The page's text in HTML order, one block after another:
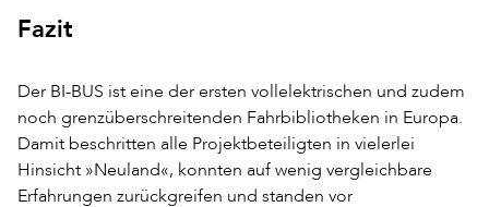
Fazit
Der BI-BUS ist eine der ersten vollelektrischen und zudem
noch grenzüberschreitenden Fahrbibliotheken in Europa.
Damit beschritten alle Projektbeteiligten in vielerlei
Hinsicht »Neuland«, konnten auf wenig vergleichbare
Erfahrungen zurückgreifen und standen vor